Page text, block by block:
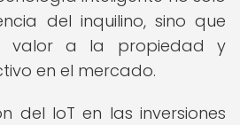
del inquilino, sino que
valor a la propiedad y
en el mercado.
del IoT en las inversiones